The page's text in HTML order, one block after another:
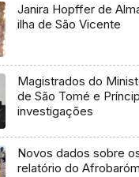
Janira Hopffer de
ilha de São Vicente
Magistrados do
de São Tomé e
investigações
Novos dados sobre
relatório do